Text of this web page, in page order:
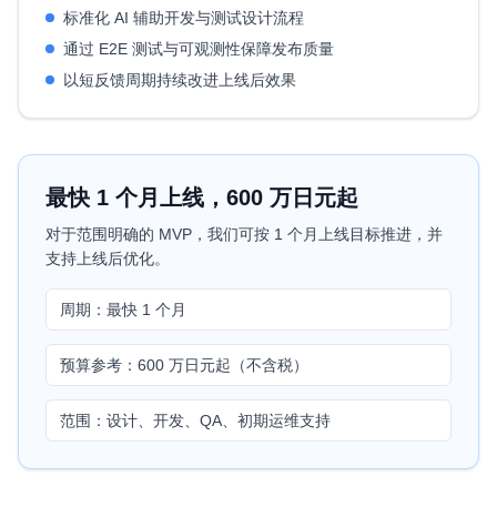
标准化 AI 辅助开发与测试设计流程
通过 E2E 测试与可观测性保障发布质量
以短反馈周期持续改进上线后效果
最快 1 个月上线，600 万日元起
对于范围明确的 MVP，我们可按 1 个月上线目标推进，并
支持上线后优化。
周期：最快 1 个月
预算参考：600 万日元起（不含税）
范围：设计、开发、QA、初期运维支持